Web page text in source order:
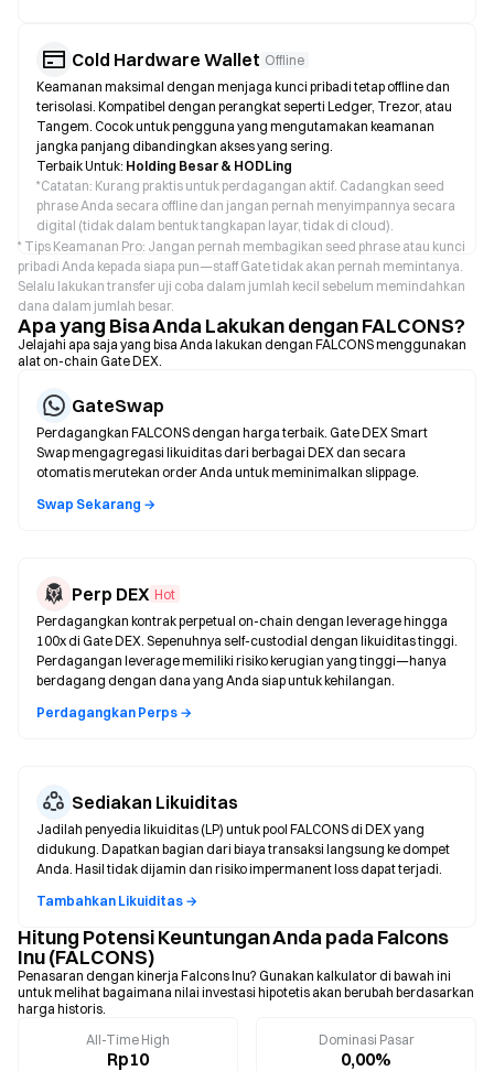
Cold Hardware Wallet Offline
Keamanan maksimal dengan menjaga kunci pribadi tetap offline dan
terisolasi. Kompatibel dengan perangkat seperti Ledger, Trezor, atau
Tangem. Cocok untuk pengguna yang mengutamakan keamanan
jangka panjang dibandingkan akses yang sering.
Terbaik Untuk: Holding Besar & HODLing
*Catatan: Kurang praktis untuk perdagangan aktif. Cadangkan seed
phrase Anda secara offline dan jangan pernah menyimpannya secara
digital (tidak dalam bentuk tangkapan layar, tidak di cloud).
* Tips Keamanan Pro: Jangan pernah membagikan seed phrase atau kunci
pribadi Anda kepada siapa pun—staff Gate tidak akan pernah memintanya.
Selalu lakukan transfer uji coba dalam jumlah kecil sebelum memindahkan
dana dalam jumlah besar.
Apa yang Bisa Anda Lakukan dengan FALCONS?
Jelajahi apa saja yang bisa Anda lakukan dengan FALCONS menggunakan
alat on-chain Gate DEX.
GateSwap
Perdagangkan FALCONS dengan harga terbaik. Gate DEX Smart
Swap mengagregasi likuiditas dari berbagai DEX dan secara
otomatis merutekan order Anda untuk meminimalkan slippage.
Swap Sekarang →
Perp DEX Hot
Perdagangkan kontrak perpetual on-chain dengan leverage hingga
100x di Gate DEX. Sepenuhnya self-custodial dengan likuiditas tinggi.
Perdagangan leverage memiliki risiko kerugian yang tinggi—hanya
berdagang dengan dana yang Anda siap untuk kehilangan.
Perdagangkan Perps →
Sediakan Likuiditas
Jadilah penyedia likuiditas (LP) untuk pool FALCONS di DEX yang
didukung. Dapatkan bagian dari biaya transaksi langsung ke dompet
Anda. Hasil tidak dijamin dan risiko impermanent loss dapat terjadi.
Tambahkan Likuiditas →
Hitung Potensi Keuntungan Anda pada Falcons
Inu (FALCONS)
Penasaran dengan kinerja Falcons Inu? Gunakan kalkulator di bawah ini
untuk melihat bagaimana nilai investasi hipotetis akan berubah berdasarkan
harga historis.
All-Time High
Rp10
Dominasi Pasar
0,00%